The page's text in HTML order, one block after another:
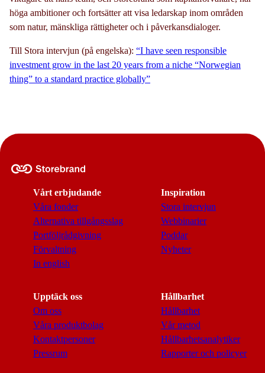
höga ambitioner och fortsätter att visa ledarskap inom områden
som natur, mänskliga rättigheter och i påverkansdialoger.
Till Stora intervjun (på engelska): “I have seen responsible
investment grow in the last 20 years from a niche “Norwegian
thing” to a standard practice globally”
Vårt erbjudande
Våra fonder
Alternativa tillgångsslag
Portföljrådgivning
Förvaltning
In english
Inspiration
Stora intervjun
Webbinarier
Poddar
Nyheter
Upptäck oss
Om oss
Våra produktbolag
Kontaktpersoner
Pressrum
Hållbarhet
Hållbarhet
Vår metod
Hållbarhetsanalytiker
Rapporter och policyer